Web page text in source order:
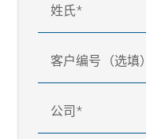
姓氏
客户编号（选填）
公司